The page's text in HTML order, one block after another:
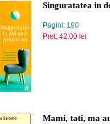
Singuratatea in
Pagini: 190
Pret: 42.00 lei
Mami, tati, ma